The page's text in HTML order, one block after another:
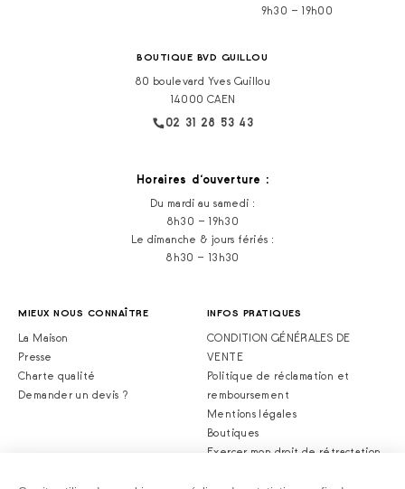
9h30 – 19h00
BOUTIQUE BVD GUILLOU
80 boulevard Yves Guillou
14000 CAEN
02 31 28 53 43
Horaires d‘ouverture :
Du mardi au samedi :
8h30 – 19h30
Le dimanche & jours fériés :
8h30 – 13h30
MIEUX NOUS CONNAÎTRE
La Maison
Presse
Charte qualité
Demander un devis ?
INFOS PRATIQUES
CONDITION GÉNÉRALES DE
VENTE
Politique de réclamation et
remboursement
Mentions légales
Boutiques
Exercer mon droit de rétractation